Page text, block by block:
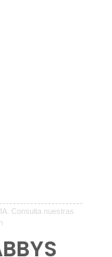
Consulta nuestras